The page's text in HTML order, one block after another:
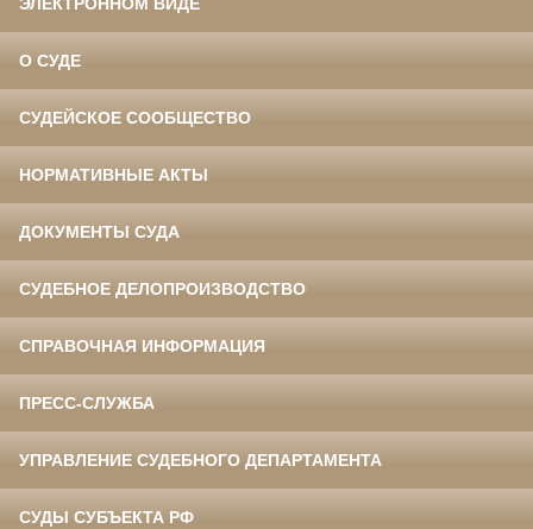
О СУДЕ
СУДЕЙСКОЕ СООБЩЕСТВО
НОРМАТИВНЫЕ АКТЫ
ДОКУМЕНТЫ СУДА
СУДЕБНОЕ ДЕЛОПРОИЗВОДСТВО
СПРАВОЧНАЯ ИНФОРМАЦИЯ
ПРЕСС-СЛУЖБА
УПРАВЛЕНИЕ СУДЕБНОГО ДЕПАРТАМЕНТА
СУДЫ СУБЪЕКТА РФ